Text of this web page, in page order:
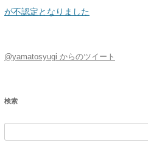
が不認定となりました
@yamatosyugi からのツイート
検索